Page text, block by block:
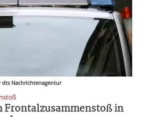
dts Nachrichtenagentur
Frontalzusammenstoß in